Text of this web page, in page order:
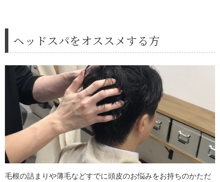
ヘッドスパをオススメする方
毛根の詰まりや薄毛などすでに頭皮のお悩みをお持ちのかただ